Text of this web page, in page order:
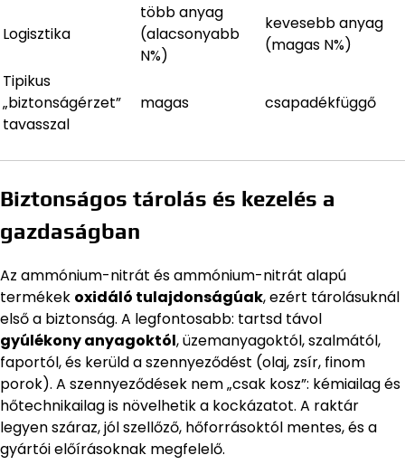
Logisztika
több anyag
(alacsonyabb
N%)
kevesebb anyag
(magas N%)
Tipikus
„biztonságérzet”
tavasszal
magas csapadékfüggő
Biztonságos tárolás és kezelés a
gazdaságban
Az ammónium-nitrát és ammónium-nitrát alapú
termékek oxidáló tulajdonságúak, ezért tárolásuknál
első a biztonság. A legfontosabb: tartsd távol
gyúlékony anyagoktól, üzemanyagoktól, szalmától,
faportól, és kerüld a szennyeződést (olaj, zsír, finom
porok). A szennyeződések nem „csak kosz”: kémiailag és
hőtechnikailag is növelhetik a kockázatot. A raktár
legyen száraz, jól szellőző, hőforrásoktól mentes, és a
gyártói előírásoknak megfelelő.